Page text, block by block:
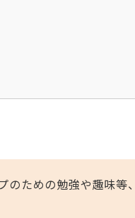
のための勉強や趣味